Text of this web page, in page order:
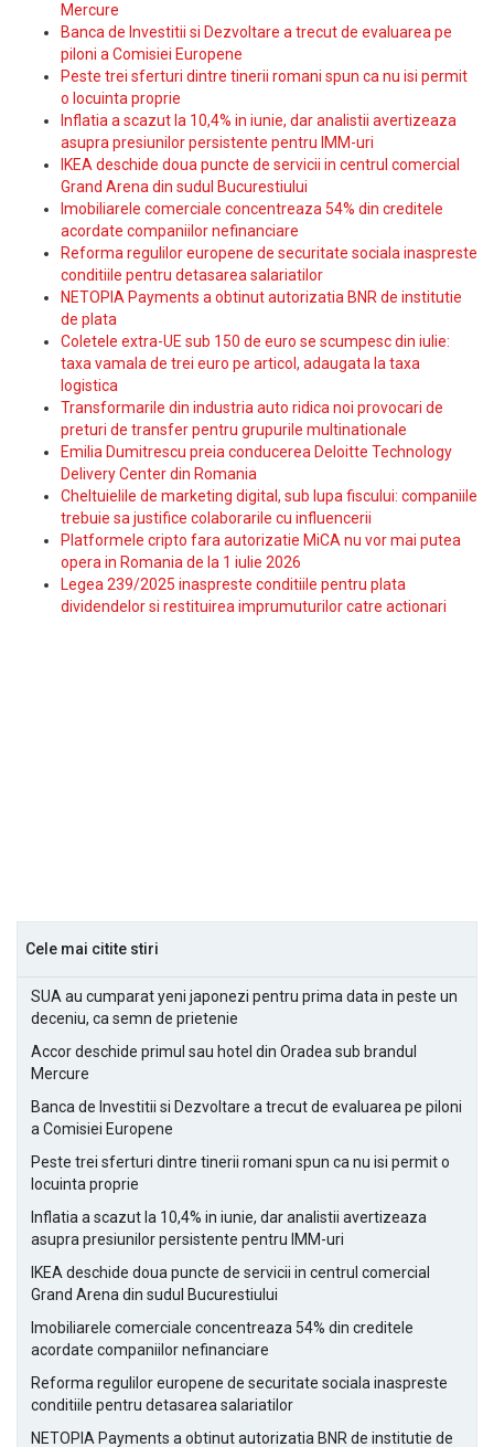
Mercure
Banca de Investitii si Dezvoltare a trecut de evaluarea pe
piloni a Comisiei Europene
Peste trei sferturi dintre tinerii romani spun ca nu isi permit
o locuinta proprie
Inflatia a scazut la 10,4% in iunie, dar analistii avertizeaza
asupra presiunilor persistente pentru IMM-uri
IKEA deschide doua puncte de servicii in centrul comercial
Grand Arena din sudul Bucurestiului
Imobiliarele comerciale concentreaza 54% din creditele
acordate companiilor nefinanciare
Reforma regulilor europene de securitate sociala inaspreste
conditiile pentru detasarea salariatilor
NETOPIA Payments a obtinut autorizatia BNR de institutie
de plata
Coletele extra-UE sub 150 de euro se scumpesc din iulie:
taxa vamala de trei euro pe articol, adaugata la taxa
logistica
Transformarile din industria auto ridica noi provocari de
preturi de transfer pentru grupurile multinationale
Emilia Dumitrescu preia conducerea Deloitte Technology
Delivery Center din Romania
Cheltuielile de marketing digital, sub lupa fiscului: companiile
trebuie sa justifice colaborarile cu influencerii
Platformele cripto fara autorizatie MiCA nu vor mai putea
opera in Romania de la 1 iulie 2026
Legea 239/2025 inaspreste conditiile pentru plata
dividendelor si restituirea imprumuturilor catre actionari
Cele mai citite stiri
SUA au cumparat yeni japonezi pentru prima data in peste un
deceniu, ca semn de prietenie
Accor deschide primul sau hotel din Oradea sub brandul
Mercure
Banca de Investitii si Dezvoltare a trecut de evaluarea pe piloni
a Comisiei Europene
Peste trei sferturi dintre tinerii romani spun ca nu isi permit o
locuinta proprie
Inflatia a scazut la 10,4% in iunie, dar analistii avertizeaza
asupra presiunilor persistente pentru IMM-uri
IKEA deschide doua puncte de servicii in centrul comercial
Grand Arena din sudul Bucurestiului
Imobiliarele comerciale concentreaza 54% din creditele
acordate companiilor nefinanciare
Reforma regulilor europene de securitate sociala inaspreste
conditiile pentru detasarea salariatilor
NETOPIA Payments a obtinut autorizatia BNR de institutie de